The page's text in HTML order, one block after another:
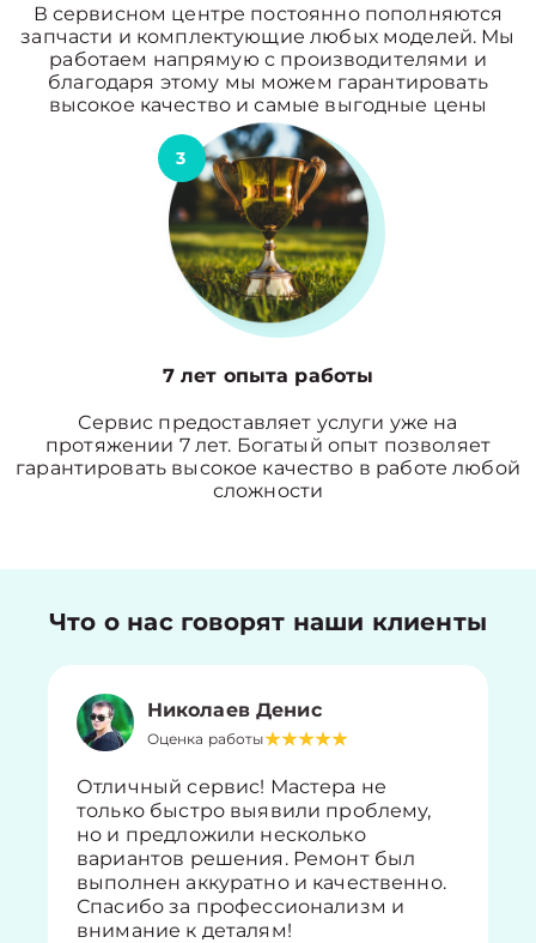
В сервисном центре постоянно пополняются
запчасти и комплектующие любых моделей. Мы
работаем напрямую с производителями и
благодаря этому мы можем гарантировать
высокое качество и самые выгодные цены
3
7 лет опыта работы
Сервис предоставляет услуги уже на
протяжении 7 лет. Богатый опыт позволяет
гарантировать высокое качество в работе любой
сложности
Что о нас говорят наши клиенты
Николаев Денис
Оценка работы
Отличный сервис! Мастера не
только быстро выявили проблему,
но и предложили несколько
вариантов решения. Ремонт был
выполнен аккуратно и качественно.
Спасибо за профессионализм и
внимание к деталям!